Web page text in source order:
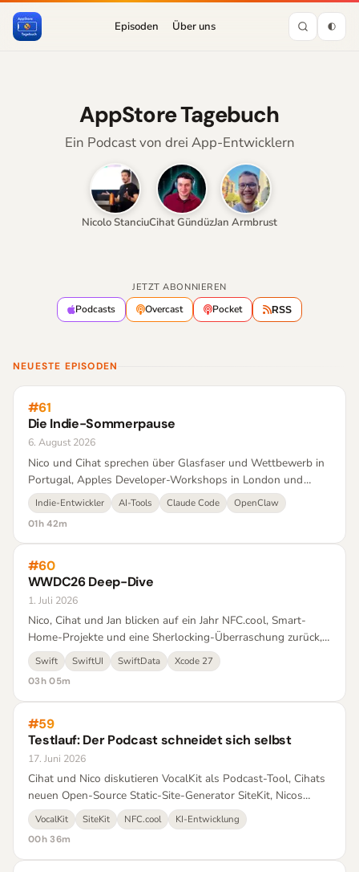
Episoden Über uns
AppStore Tagebuch
Ein Podcast von drei App-Entwicklern
Nicolo StanciuCihat GündüzJan Armbrust
JETZT ABONNIEREN
Podcasts Overcast Pocket RSS
NEUESTE EPISODEN
#61
Die Indie-Sommerpause
6. August 2026
Nico und Cihat sprechen über Glasfaser und Wettbewerb in
Portugal, Apples Developer-Workshops in London und
Paris, einen neuen Community-Chat für den Podcast und
darüber, wie weit man App-Entwicklung inzwischen an KI-
Agenten abgeben kann.
Indie-Entwickler AI-Tools Claude Code OpenClaw
01h 42m
#60
WWDC26 Deep-Dive
1. Juli 2026
Nico, Cihat und Jan blicken auf ein Jahr NFC.cool, Smart-
Home-Projekte und eine Sherlocking-Überraschung zurück,
bevor sie sich ausführlich durch WWDC 2026 arbeiten – von
Swift über Foundation Models bis zur Siri-Debatte in der EU.
Swift SwiftUI SwiftData Xcode 27
03h 05m
#59
Testlauf: Der Podcast schneidet sich selbst
17. Juni 2026
Cihat und Nico diskutieren VocalKit als Podcast-Tool, Cihats
neuen Open-Source Static-Site-Generator SiteKit, Nicos
NFC.cool-Website-Relaunch und seinen KI-entwickelten
Flug-Tracker.
VocalKit SiteKit NFC.cool KI-Entwicklung
00h 36m